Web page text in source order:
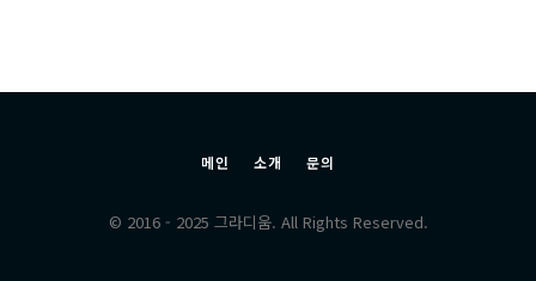
메인 소개 문의
© 2016 - 2025 그라디움. All Rights Reserved.